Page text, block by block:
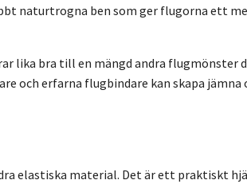
naturtrogna ben som ger flugorna ett
lika bra till en mängd andra flugmönster
och erfarna flugbindare kan skapa jämna
elastiska material. Det är ett praktiskt